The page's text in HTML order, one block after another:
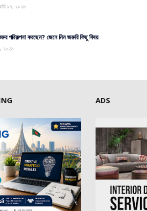
১৭, ২০২৬
পরিকল্পনা করছেন? জেনে নিন জরুরি কিছু বিষয়
২০২৬
ADS